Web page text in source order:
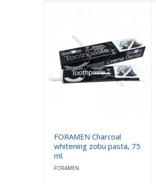
FORAMEN Charcoal
whitening zobu pasta, 75
ml.
FORAMEN